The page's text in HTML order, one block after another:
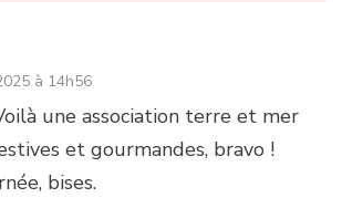
à 14h56
une association terre et mer
et gourmandes, bravo !
bises.